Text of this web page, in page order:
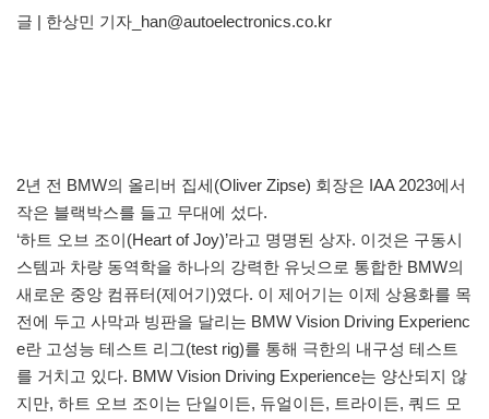
글 | 한상민 기자_han@autoelectronics.co.kr
2년 전 BMW의 올리버 집세(Oliver Zipse) 회장은 IAA 2023에서
작은 블랙박스를 들고 무대에 섰다.
‘하트 오브 조이(Heart of Joy)’라고 명명된 상자. 이것은 구동시
스템과 차량 동역학을 하나의 강력한 유닛으로 통합한 BMW의
새로운 중앙 컴퓨터(제어기)였다. 이 제어기는 이제 상용화를 목
전에 두고 사막과 빙판을 달리는 BMW Vision Driving Experienc
e란 고성능 테스트 리그(test rig)를 통해 극한의 내구성 테스트
를 거치고 있다. BMW Vision Driving Experience는 양산되지 않
지만, 하트 오브 조이는 단일이든, 듀얼이든, 트라이든, 쿼드 모